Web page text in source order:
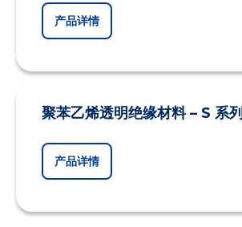
产品详情
聚苯乙烯透明绝缘材料 – S 系列
产品详情